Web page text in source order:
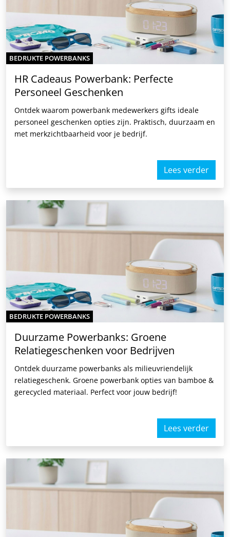
BEDRUKTE POWERBANKS
HR Cadeaus Powerbank: Perfecte
Personeel Geschenken
Ontdek waarom powerbank medewerkers gifts ideale
personeel geschenken opties zijn. Praktisch, duurzaam en
met merkzichtbaarheid voor je bedrijf.
Lees verder
BEDRUKTE POWERBANKS
Duurzame Powerbanks: Groene
Relatiegeschenken voor Bedrijven
Ontdek duurzame powerbanks als milieuvriendelijk
relatiegeschenk. Groene powerbank opties van bamboe &
gerecycled materiaal. Perfect voor jouw bedrijf!
Lees verder